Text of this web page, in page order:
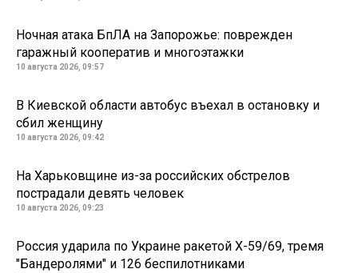
Ночная атака БпЛА на Запорожье: поврежден
гаражный кооператив и многоэтажки
10 августа 2026, 09:57
В Киевской области автобус въехал в остановку и
сбил женщину
10 августа 2026, 09:42
На Харьковщине из-за российских обстрелов
пострадали девять человек
10 августа 2026, 09:23
Россия ударила по Украине ракетой Х-59/69, тремя
"Бандеролями" и 126 беспилотниками